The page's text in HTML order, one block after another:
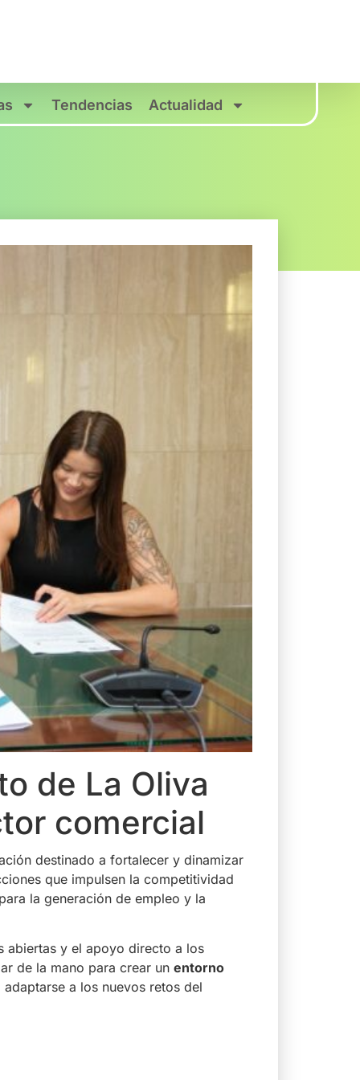
Tendencias Actualidad
de La Oliva
comercial
destinado a fortalecer y dinamizar
que impulsen la competitividad
la generación de empleo y la
abiertas y el apoyo directo a los
de la mano para crear un entorno
a los nuevos retos del